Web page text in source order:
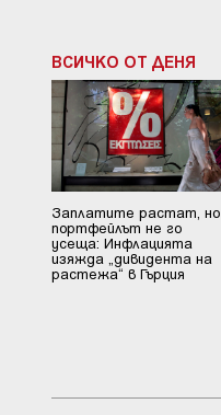
ВСИЧКО ОТ ДЕНЯ
Заплатите растат, но
портфейлът не го
усеща: Инфлацията
изяжда „дивидента на
растежа“ в Гърция